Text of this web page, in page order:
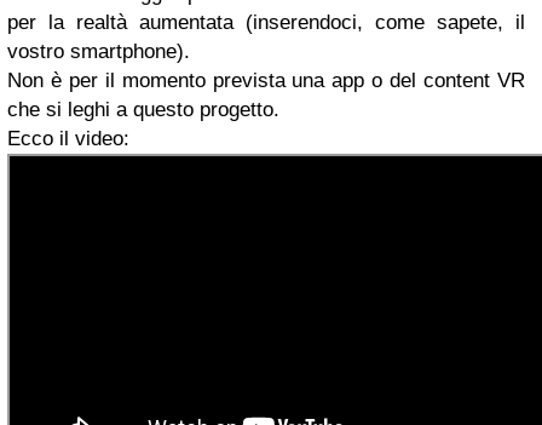
per la realtà aumentata (inserendoci, come sapete, il
vostro smartphone).
Non è per il momento prevista una app o del content VR
che si leghi a questo progetto.
Ecco il video: